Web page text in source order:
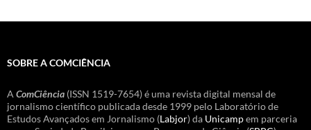
SOBRE A COMCIÊNCIA
A ComCiência (ISSN 1519-7654) é uma revista digital mensal de
jornalismo científico publicada desde 1999 pelo Laboratório de
Estudos Avançados em Jornalismo (Labjor) da Unicampem parceria